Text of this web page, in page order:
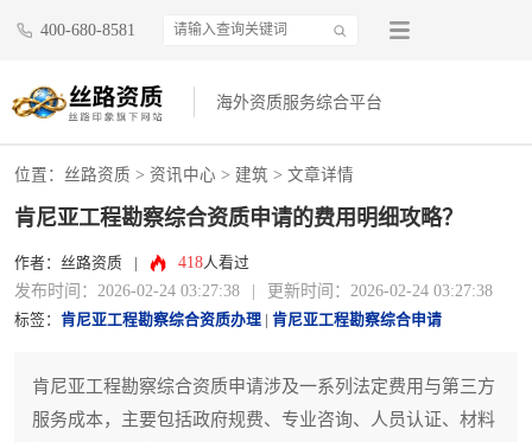
400-680-8581
海外资质服务综合平台
位置： 丝路资质 > 资讯中心 > 建筑 > 文章详情
肯尼亚工程勘察综合资质申请的费用明细攻略？
作者：丝路资质 418人看过
发布时间：2026-02-24 03:27:38 更新时间：2026-02-24 03:27:38
标签： 肯尼亚工程勘察综合资质办理 肯尼亚工程勘察综合申请
肯尼亚工程勘察综合资质申请涉及一系列法定费用与第三方
服务成本，主要包括政府规费、专业咨询、人员认证、材料